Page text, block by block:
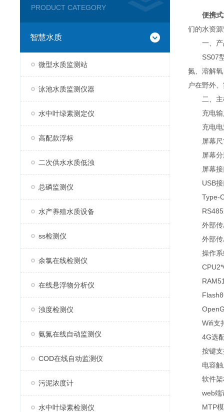
PRODUCT CATEGORY
智慧水质
微型水质监测站
泳池水质监测仪器
水中叶绿素测定仪
高配款浮标
二次供水水质低浊
总磷监测仪
水产养殖水质设备
ss检测仪
余氯在线检测仪
在线悬浮物分析仪
浊度检测仪
氨氮在线自动监测仪
COD在线自动监测仪
污泥浓度计
水中叶绿素检测仪
便携
们的水资
一、产
SS07
氮、溶解
户在野外
二、主
充电输
充电电
屏幕尺
屏幕分
屏幕接
USB接
Type-
RS4852(
外部传
外部传
操作系
Wifi支
4G选
按键支
电容触
软件架
web端
MTP模